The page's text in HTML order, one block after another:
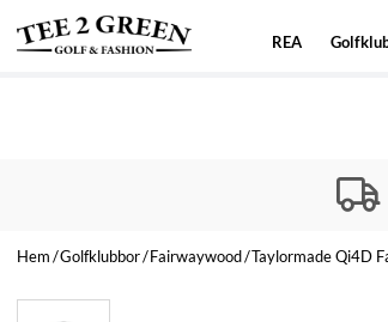
REA
Hem Golfklubbor Fairwaywood Taylormade Qi4D